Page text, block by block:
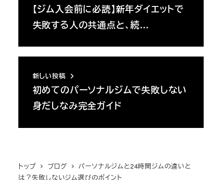
【ジム入会前に必読】新年ダイエットで
失敗する人の共通点と、続…
新しい投稿
初めてのパーソナルジムで失敗しない
身だしなみ完全ガイド
トップ ブログ
パーソナルジムと24時間ジムの違いと
は？失敗しないジム選びのポイント